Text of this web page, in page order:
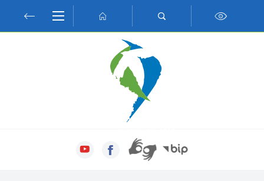
Przejdź do wyszukiwarki.
Przejdź do ustawień wielkości czcionki.
Włącz wersję kontrastową strony.